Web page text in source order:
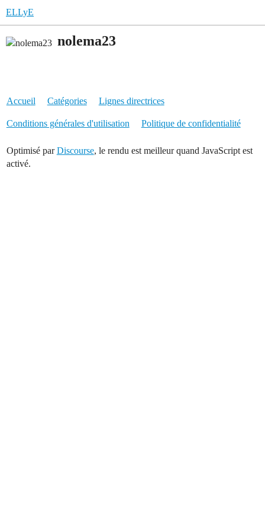
ELLyE
nolema23
Accueil Catégories Lignes directrices
Conditions générales d'utilisation Politique de confidentialité
Optimisé parDiscourse, le rendu est meilleur quand JavaScript est
activé.